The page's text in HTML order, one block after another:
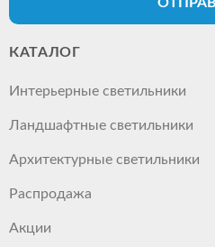
КАТАЛОГ
Интерьерные светильники
Ландшафтные светильники
Архитектурные светильники
Распродажа
Акции